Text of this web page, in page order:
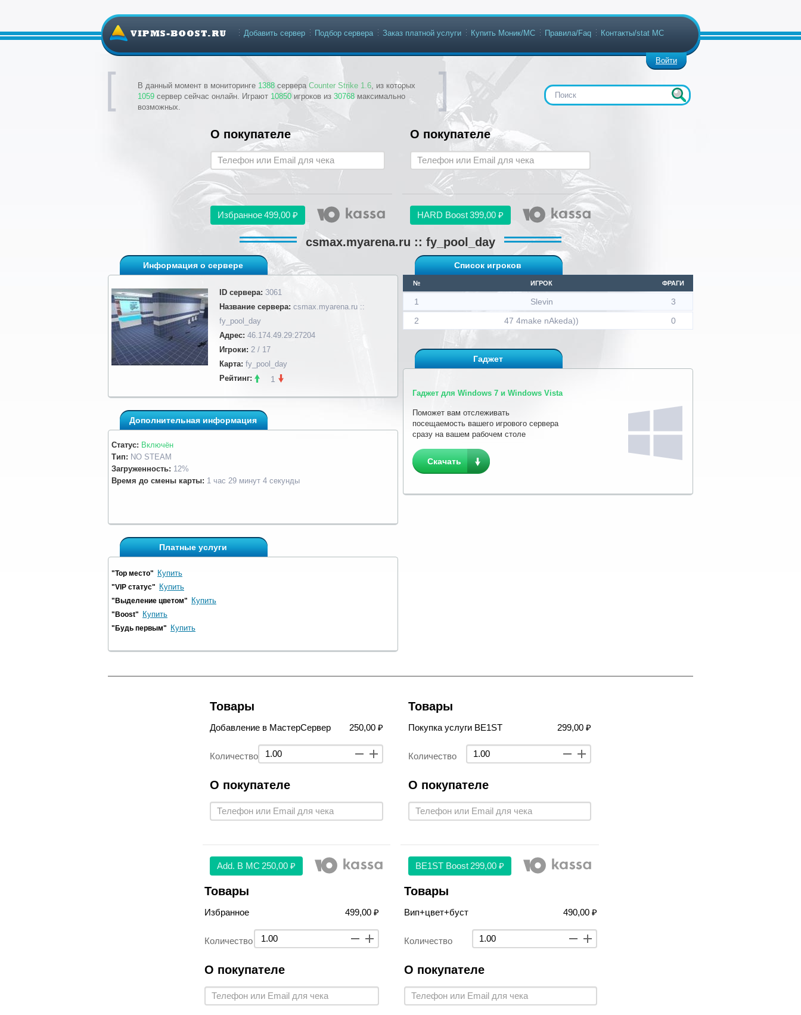
В данный момент в мониторинге 1388 сервера Counter Strike 1.6, из которых
1059 сервер сейчас онлайн. Играют 10850 игроков из 30768 максимально
возможных.
Войти
Добавить сервер Подбор сервера Заказ платной услуги Купить Моник/МС Правила/Faq Контакты/stat МС
О покупателе
Избранное499,00 ₽
О покупателе
HARD Boost399,00 ₽
csmax.myarena.ru :: fy_pool_day
Информация о сервере
ID сервера: 3061
Название сервера: csmax.myarena.ru ::
fy_pool_day
Адрес: 46.174.49.29:27204
Игроки: 2 / 17
Карта: fy_pool_day
Рейтинг:
1
Дополнительная информация
Статус: Включён
Тип: NO STEAM
Загруженность: 12%
Время до смены карты: 1 час 29 минут 4 секунды
Платные услуги
"Top место" Купить
"VIP статус" Купить
"Выделение цветом" Купить
"Boost" Купить
"Будь первым" Купить
Список игроков
№ ИГРОК ФРАГИ
1 Slevin
3
2
47 4make nAkeda)) 0
Гаджет
Гаджет для Windows 7 и Windows Vista
Поможет вам отслеживать
посещаемость вашего игрового сервера
сразу на вашем рабочем столе
Скачать
Товары
Добавление в МастерСервер 250,00 ₽
Количество
О покупателе
Аdd. В МС 250,00 ₽
Товары
Покупка услуги BE1ST 299,00 ₽
Количество
О покупателе
BE1ST Boost 299,00 ₽
Товары
Избранное 499,00 ₽
Количество
О покупателе
Товары
Вип+цвет+буст 490,00 ₽
Количество
О покупателе